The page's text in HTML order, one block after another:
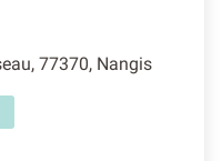
77370, Nangis